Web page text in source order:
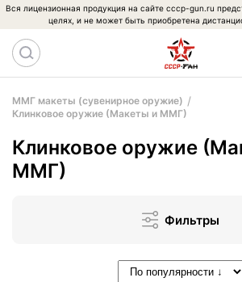
Вся лицензионная продукция на сайте cccp-gun.ru
целях, и не может быть приобретена
ММГ макеты (сувенирное оружие)
Клинковое оружие (Макеты и ММГ)
Клинковое оружие
ММГ)
Фильтры